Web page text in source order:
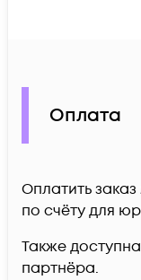
Оплата
Оплатить
по счёту для
Также
партнёра.